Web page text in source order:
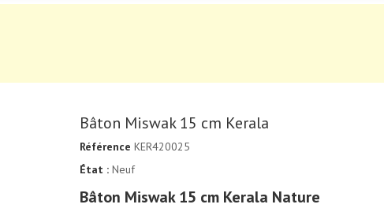
Bâton Miswak 15 cm Kerala
Référence KER420025
État : Neuf
Bâton Miswak 15 cm Kerala Nature